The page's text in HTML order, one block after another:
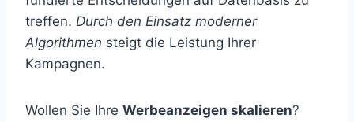
treffen. Durch den Einsatz moderner
Algorithmen steigt die Leistung Ihrer
Kampagnen.
Wollen Sie Ihre Werbeanzeigen skalieren?